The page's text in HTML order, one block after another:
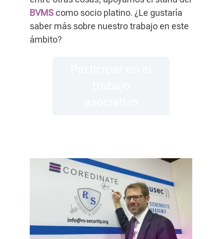
BVMS como socio platino. ¿Le gustaría
saber más sobre nuestro trabajo en este
ámbito?